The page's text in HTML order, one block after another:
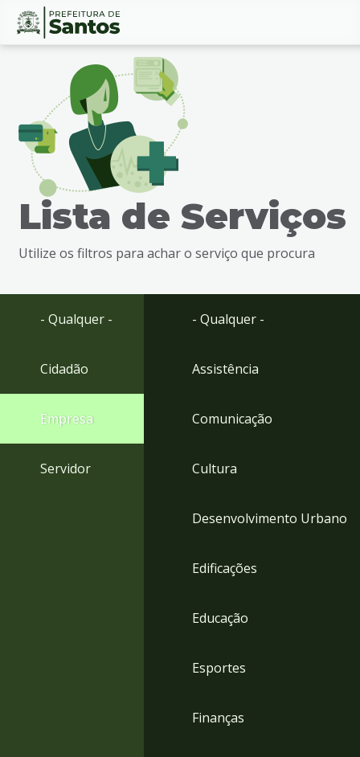
Ir
busca
Ir
Conteúdo
Lista de Serviços
Utilize os filtros para achar o serviço que procura
- Qualquer -
Cidadão
Empresa
Servidor
- Qualquer -
Assistência
Comunicação
Cultura
Desenvolvimento Urbano
Edificações
Educação
Esportes
Finanças